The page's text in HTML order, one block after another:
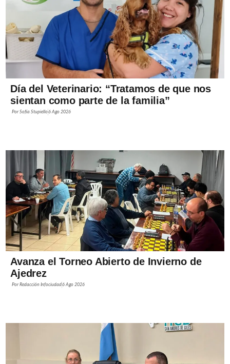
Día del Veterinario: “Tratamos de que nos
sientan como parte de la familia”
PorSofía Stupiello6 Ago 2026
Avanza el Torneo Abierto de Invierno de
Ajedrez
PorRedacción Infociudad6 Ago 2026